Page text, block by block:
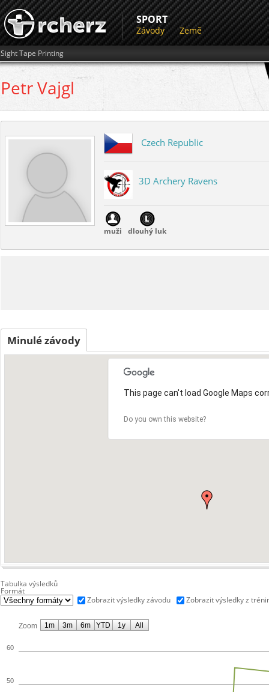
SPORT
Závody Země
Sight Tape Printing
PetrVajgl
Czech Republic
3D Archery Ravens
muži dlouhý luk
Minulé závody
This page can't load Google Maps
Do you own this website?
Tabulka výsledků
Formát
Zobrazit výsledky závodu
Zobrazit výsledky z
Zoom
50
60
1m 3m 6m YTD 1y All